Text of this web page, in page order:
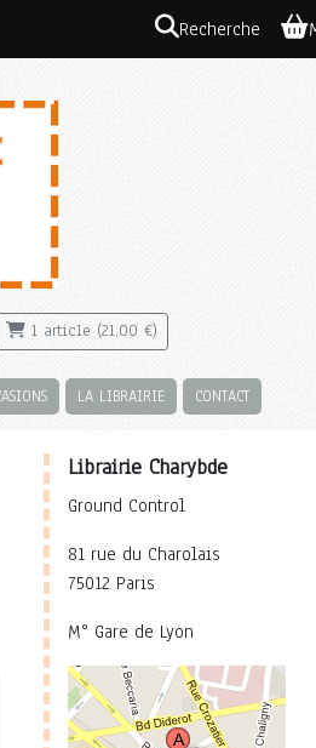
Recherche
1 article (21,00 €)
LA LIBRAIRIE CONTACT
Librairie Charybde
Ground Control
81 rue du Charolais
75012 Paris
M° Gare de Lyon